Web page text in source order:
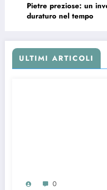
Pietre preziose: un
duraturo nel tempo
ULTIMI ARTICOLI
0